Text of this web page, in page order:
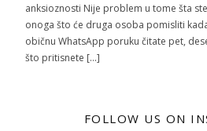
anksioznosti Nije problem u tome šta
onoga što će druga osoba pomisliti
običnu WhatsApp poruku čitate pet,
što pritisnete […]
FOLLOW US ON